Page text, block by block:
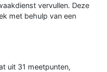
vervullen. Deze
met behulp van een
uit 31 meetpunten,